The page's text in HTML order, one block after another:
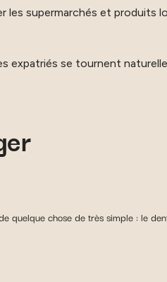
les supermarchés et produits
expatriés se tournent
quelque chose de très simple : le